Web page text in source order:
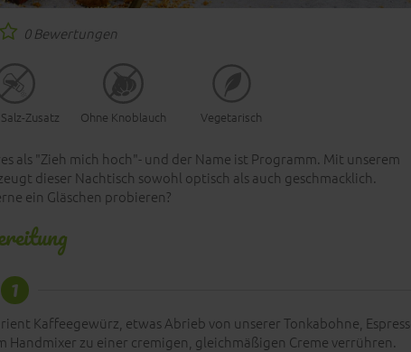
0 Bewertungen
Zusatz Ohne Knoblauch Vegetarisch
als "Zieh mich hoch"- und der Name ist Programm. Mit unserem
dieser Nachtisch sowohl optisch als auch geschmacklich.
ein Gläschen probieren?
1
Kaffeegewürz, etwas Abrieb von unserer Tonkabohne,
Handmixer zu einer cremigen, gleichmäßigen Creme verrühren.